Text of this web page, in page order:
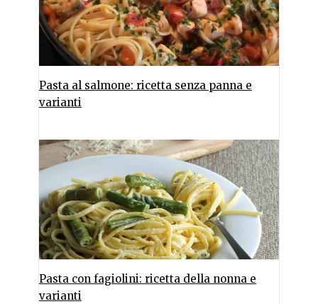
Pasta al salmone: ricetta senza panna e
varianti
Pasta con fagiolini: ricetta della nonna e
varianti